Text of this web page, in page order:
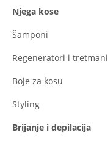
Njega kose
Šamponi
Regeneratori i tretmani
Boje za kosu
Styling
Brijanje i depilacija